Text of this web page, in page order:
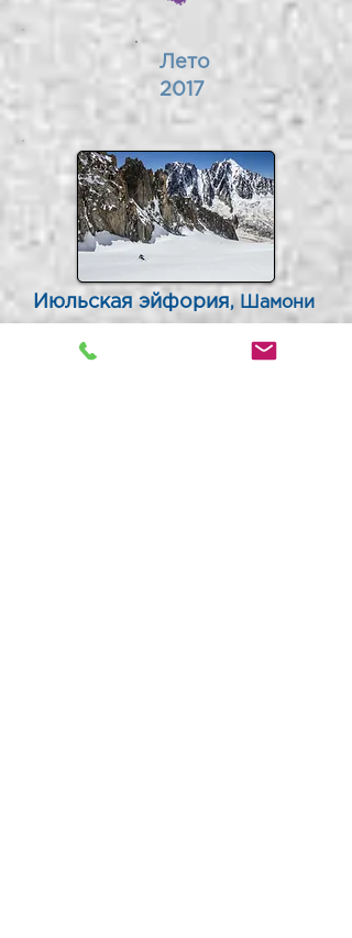
Лето
2017
Июльская эйфория, Шамони
убирать? В Шамони ЭТО можно